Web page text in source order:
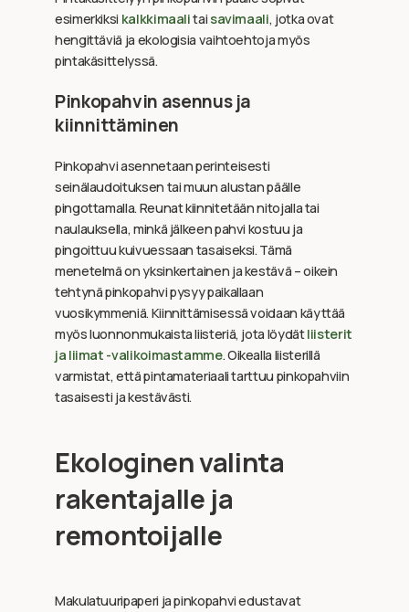
esimerkiksi kalkkimaalitai savimaali, jotka ovat
hengittäviä ja ekologisia vaihtoehtoja myös
pintakäsittelyssä.
Pinkopahvin asennus ja
kiinnittäminen
Pinkopahvi asennetaan perinteisesti
seinälaudoituksen tai muun alustan päälle
pingottamalla. Reunat kiinnitetään nitojalla tai
naulauksella, minkä jälkeen pahvi kostuu ja
pingoittuu kuivuessaan tasaiseksi. Tämä
menetelmä on yksinkertainen ja kestävä – oikein
tehtynä pinkopahvi pysyy paikallaan
vuosikymmeniä. Kiinnittämisessä voidaan käyttää
myös luonnonmukaista liisteriä, jota löydätliisterit
ja liimat -valikoimastamme. Oikealla liisterillä
varmistat, että pintamateriaali tarttuu pinkopahviin
tasaisesti ja kestävästi.
Ekologinen valinta
rakentajalle ja
remontoijalle
Makulatuuripaperi ja pinkopahvi edustavat